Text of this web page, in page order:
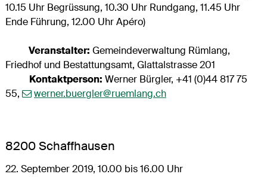
10.15 Uhr Begrüssung, 10.30 Uhr Rundgang, 11.45 Uhr
Ende Führung, 12.00 Uhr Apéro)
Veranstalter: Gemeindeverwaltung Rümlang,
Friedhof und Bestattungsamt, Glattalstrasse 201
Kontaktperson: Werner Bürgler, +41 (0)44 817 75
55,
werner.buergler@ruemlang.ch
8200 Schaffhausen
22. September 2019, 10.00 bis 16.00 Uhr